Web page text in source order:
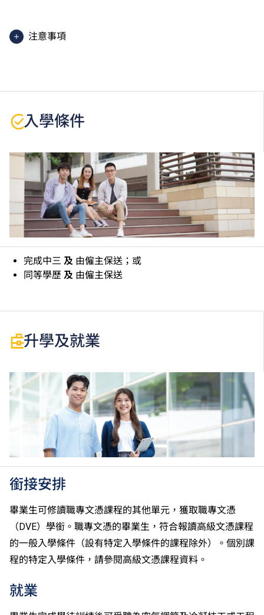
生選擇修讀不同的自選單元而有少許差別。
部分課堂需在青年學院（葵涌）上課。
注意事項
何課程、修正課程名稱、內容或更改開辦課程的院校／
持有更高學歷或其他學科的基本技術證書或具相關工作
入學條件
完成中三 及 由僱主保送；或
同等學歷 及 由僱主保送
升學及就業
銜接安排
畢業生可修讀職專文憑課程的其他單元，獲取職專文憑
（DVE）學銜。職專文憑的畢業生，符合報讀高級文憑課程
的一般入學條件（設有特定入學條件的課程除外）。個別課
程的特定入學條件，請參閱高級文憑課程資料。
就業